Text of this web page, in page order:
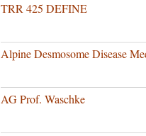
TRR 425 DEFINE
Alpine Desmosome Disease
AG Prof. Waschke